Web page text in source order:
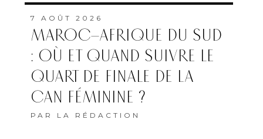
7 AOÛT 2026
MAROC–AFRIQUE DU SUD
: OÙ ET QUAND SUIVRE LE
QUART DE FINALE DE LA
CAN FÉMININE ?
PAR LA RÉDACTION